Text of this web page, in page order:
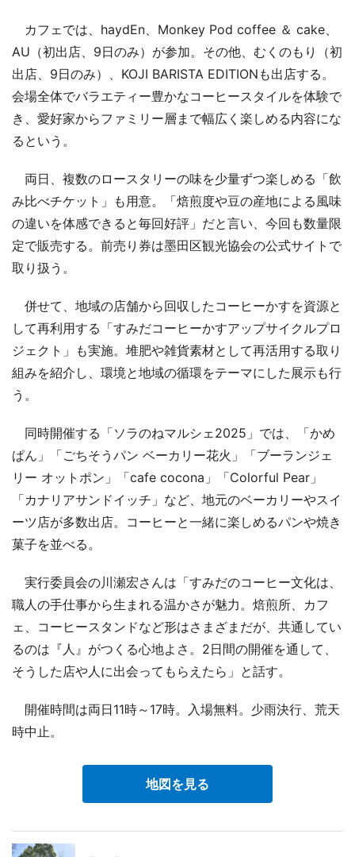
カフェでは、haydEn、Monkey Pod coffee ＆ cake、
AU（初出店、9日のみ）が参加。その他、むくのもり（初
出店、9日のみ）、KOJI BARISTA EDITIONも出店する。
会場全体でバラエティー豊かなコーヒースタイルを体験で
き、愛好家からファミリー層まで幅広く楽しめる内容にな
るという。
両日、複数のロースタリーの味を少量ずつ楽しめる「飲
み比べチケット」も用意。「焙煎度や豆の産地による風味
の違いを体感できると毎回好評」だと言い、今回も数量限
定で販売する。前売り券は墨田区観光協会の公式サイトで
取り扱う。
併せて、地域の店舗から回収したコーヒーかすを資源と
して再利用する「すみだコーヒーかすアップサイクルプロ
ジェクト」も実施。堆肥や雑貨素材として再活用する取り
組みを紹介し、環境と地域の循環をテーマにした展示も行
う。
同時開催する「ソラのねマルシェ2025」では、「かめ
ぱん」「ごちそうパン ベーカリー花火」「ブーランジェ
リー オットポン」「cafe cocona」「Colorful Pear」
「カナリアサンドイッチ」など、地元のベーカリーやスイ
ーツ店が多数出店。コーヒーと一緒に楽しめるパンや焼き
菓子を並べる。
実行委員会の川瀬宏さんは「すみだのコーヒー文化は、
職人の手仕事から生まれる温かさが魅力。焙煎所、カフ
ェ、コーヒースタンドなど形はさまざまだが、共通してい
るのは『人』がつくる心地よさ。2日間の開催を通して、
そうした店や人に出会ってもらえたら」と話す。
開催時間は両日11時～17時。入場無料。少雨決行、荒天
時中止。
地図を見る